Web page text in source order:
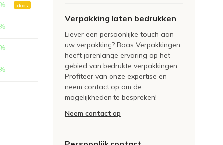
doos
Verpakking laten bedrukken
Liever een persoonlijke touch aan
uw verpakking? Baas Verpakkingen
heeft jarenlange ervaring op het
gebied van bedrukte verpakkingen.
Profiteer van onze expertise en
neem contact op om de
mogelijkheden te bespreken!
Neem contact op